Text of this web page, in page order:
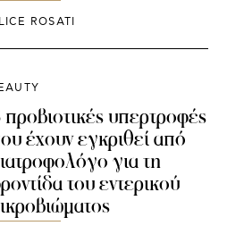
ROSATI
υπερτροφές
έχουν εγκριθεί από
για τη
του εντερικού